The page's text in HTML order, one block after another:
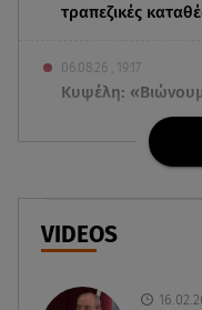
τραπεζικές
06.08.26 , 19:17
Κυψέλη:
οικογένεια της
Μπαντέρας: «Η
Συντάξεις
VIDEOS